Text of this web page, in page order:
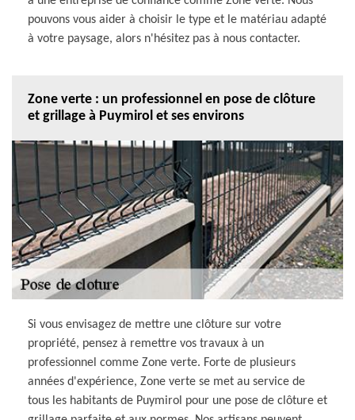
pouvons vous aider à choisir le type et le matériau adapté
à votre paysage, alors n'hésitez pas à nous contacter.
Zone verte : un professionnel en pose de clôture
et grillage à Puymirol et ses environs
Si vous envisagez de mettre une clôture sur votre
propriété, pensez à remettre vos travaux à un
professionnel comme Zone verte. Forte de plusieurs
années d'expérience, Zone verte se met au service de
tous les habitants de Puymirol pour une pose de clôture et